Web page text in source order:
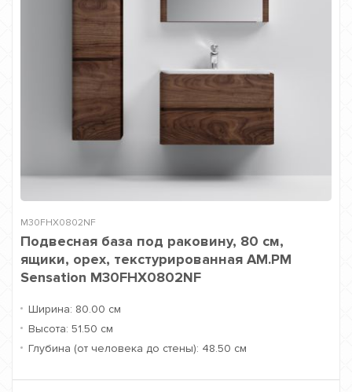
M30FHX0802NF
Подвесная база под раковину, 80 см,
ящики, орех, текстурированная AM.PM
Sensation M30FHX0802NF
Ширина: 80.00 см
Высота: 51.50 см
Глубина (от человека до стены): 48.50 см